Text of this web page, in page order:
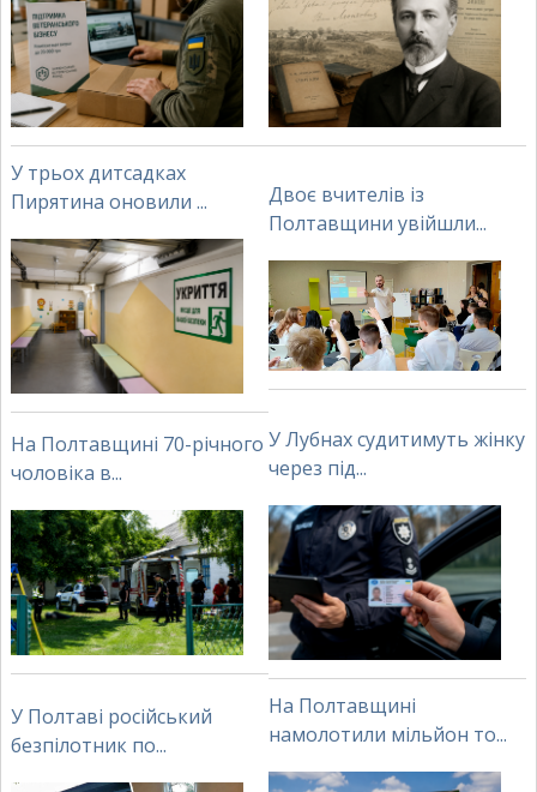
У трьох дитсадках
Пирятина оновили ...
Двоє вчителів із
Полтавщини увійшли...
На Полтавщині 70-річного
чоловіка в...
У Лубнах судитимуть жінку
через під...
У Полтаві російський
безпілотник по...
На Полтавщині
намолотили мільйон то...